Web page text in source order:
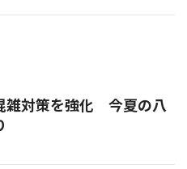
雑対策を強化 今夏の八